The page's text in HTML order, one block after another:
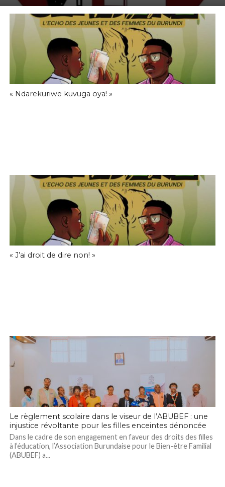
« Ndarekuriwe kuvuga oya! »
« J’ai droit de dire non! »
Le règlement scolaire dans le viseur de l’ABUBEF : une
injustice révoltante pour les filles enceintes dénoncée
Dans le cadre de son engagement en faveur des droits des filles
à l’éducation, l’Association Burundaise pour le Bien-être Familial
(ABUBEF) a...